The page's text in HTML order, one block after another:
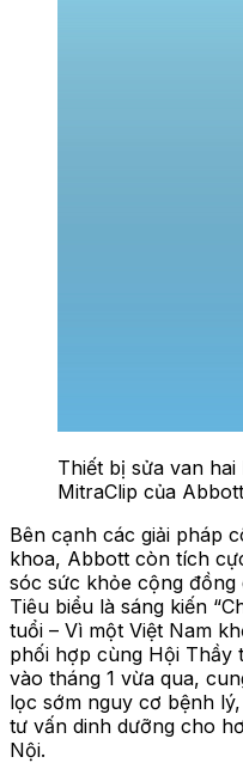
Thiết bị sửa van
MitraClip của
Bên cạnh các giải pháp
khoa, Abbott còn tích
sóc sức khỏe cộng
Tiêu biểu là sáng kiến
tuổi – Vì một Việt Nam
phối hợp cùng Hội Thầy
vào tháng 1 vừa qua,
lọc sớm nguy cơ bệnh
tư vấn dinh dưỡng cho
Nội.